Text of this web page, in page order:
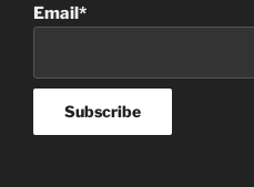
Email*